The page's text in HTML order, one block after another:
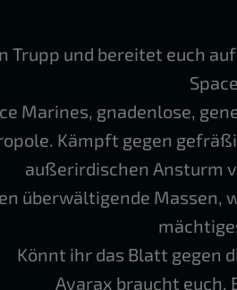
Trupp und bereitet euch
Marines, gnadenlose,
Kämpft gegen
außerirdischen Ansturm
überwältigende Massen,
Könnt ihr das Blatt gegen
Avarax braucht euch.